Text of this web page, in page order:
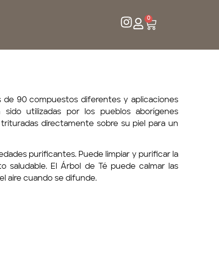
0
de 90 compuestos diferentes y aplicaciones
utilizadas por los pueblos aborígenes
directamente sobre su piel para un
purificantes. Puede limpiar y purificar la
saludable. El Árbol de Té puede calmar las
aire cuando se difunde.